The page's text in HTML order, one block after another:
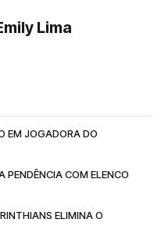
Lima
EM JOGADORA DO
PENDÊNCIA COM ELENCO
ELIMINA O